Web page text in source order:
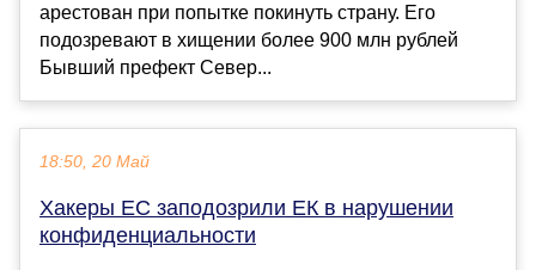
арестован при попытке покинуть страну. Его
подозревают в хищении более 900 млн рублей
Бывший префект Север...
18:50, 20 Май
Хакеры ЕС заподозрили ЕК в нарушении
конфиденциальности